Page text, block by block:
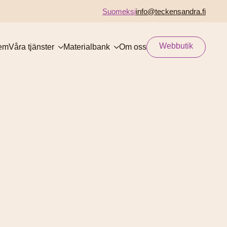
Suomeksiinfo@teckensandra.fi
Våra tjänster Materialbank Om oss Webbutik